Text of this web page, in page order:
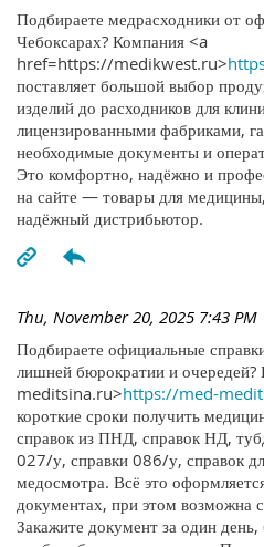
Подбираете медрасходники от
Чебоксарах? Компания <a
href=https://medikwest.ru>
поставляет большой выбор
изделий до расходников для
лицензированными фабриками,
необходимые документы и
Это комфортно, надёжно и
на сайте — товары для
надёжный дистрибьютор.
Thu, November 20, 2025 7:43 PM
Подбираете официальные
лишней бюрократии и
meditsina.ru>https://med-
короткие сроки получить
справок из ПНД, справок НД,
027/у, справки 086/у, справок
медосмотра. Всё это
документах, при этом возможна
Закажите документ за один